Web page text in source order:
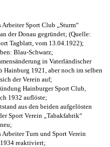
Arbeiter Sport Club „Sturm“
der Donau gegründet; (Quelle:
Tagblatt, vom 13.04.1922);
Blau-Schwarz;
in Vaterländischer
Hainburg 1921, aber noch im selben
der Verein auf;
Hainburger Sport Club,
1932 auflöste;
aus den beiden aufgelösten
Sport Verein „Tabakfabrik“
Arbeiter Turn und Sport Verein
reaktiviert;